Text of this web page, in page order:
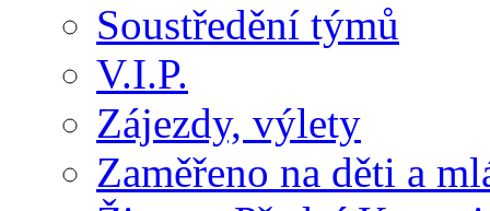
Soustředění týmů
V.I.P.
Zájezdy, výlety
Zaměřeno na děti a